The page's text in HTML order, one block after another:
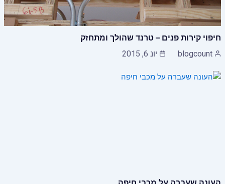
חיפוי קירות פנים – טרנד שהולך ומתחזק
blogcount יונ 6, 2015